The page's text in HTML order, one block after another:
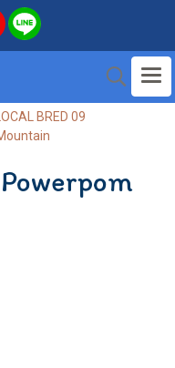
BRED 09